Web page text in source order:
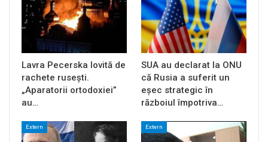
Lavra Pecerska lovită de
rachete rusești.
„Aparatorii ortodoxiei”
au…
SUA au declarat la ONU
că Rusia a suferit un
eșec strategic în
războiul împotriva…
Extern Extern